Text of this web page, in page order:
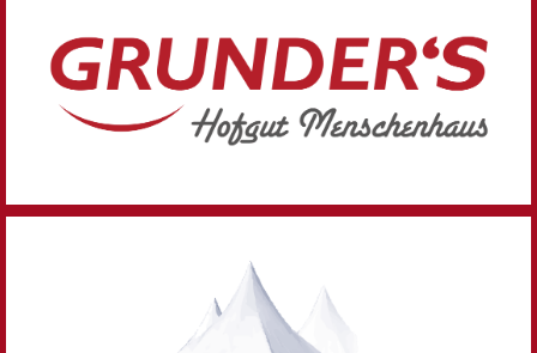
Eventlocation, Bistro, Veranstaltungen, Biergarten
Zum Hofgut Menschenhaus
Zelte, Festzelte aller Größen, Zelte für private Feiern
und Hochzeiten und Pagodenzelte.